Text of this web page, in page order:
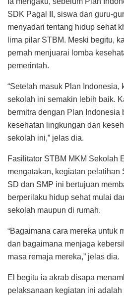
SDK Pagal II, siswa dan guru-
menyadari tentang hidup sehat
lima pilar STBM. Meski begitu,
pernah menjuarai lomba
pemerintah.
“Setelah masuk Plan Indonesia,
sekolah ini semakin lebih baik.
bermitra dengan Plan Indonesia
kesehatan lingkungan dan
sekolah ini,” jelas dia.
Fasilitator STBM MKM Sekolah
mengatakan, kegiatan pelatihan
SD dan SMP ini bertujuan
berperilaku hidup sehat mulai
sekolah maupun di rumah.
“Bagaimana cara mereka untuk
dan bagaimana menjaga
masa remaja mereka,” jelas dia.
El begitu ia akrab disapa
pelaksanaan kegiatan ini